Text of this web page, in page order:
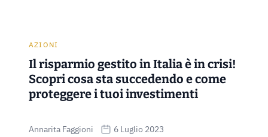
AZIONI
Il risparmio gestito in Italia è in crisi!
Scopri cosa sta succedendo e come
proteggere i tuoi investimenti
Annarita Faggioni 6 Luglio 2023